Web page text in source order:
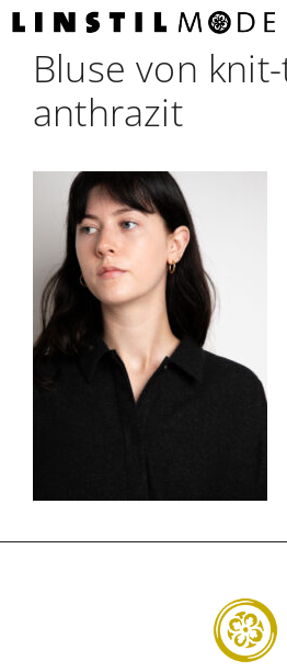
Zum
springenBluse von
anthrazit